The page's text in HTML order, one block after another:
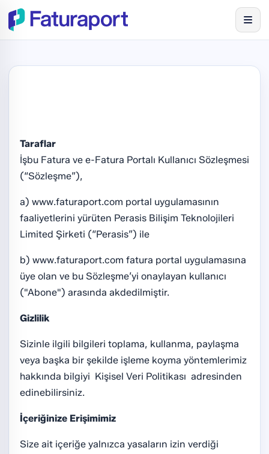
Taraflar
İşbu Fatura ve e-Fatura Portalı Kullanıcı Sözleşmesi
(“Sözleşme”),
a) www.faturaport.com portal uygulamasının
faaliyetlerini yürüten Perasis Bilişim Teknolojileri
Limited Şirketi (“Perasis”) ile
b) www.faturaport.com fatura portal uygulamasına
üye olan ve bu Sözleşme’yi onaylayan kullanıcı
("Abone") arasında akdedilmiştir.
Gizlilik
Sizinle ilgili bilgileri toplama, kullanma, paylaşma
veya başka bir şekilde işleme koyma yöntemlerimiz
hakkında bilgiyi Kişisel Veri Politikası adresinden
edinebilirsiniz.
İçeriğinize Erişimimiz
Size ait içeriğe yalnızca yasaların izin verdiği